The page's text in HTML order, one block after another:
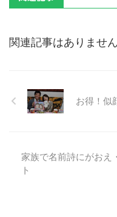
関連記事はありませ
お得！似
家族で名前詩にがおえ
ト